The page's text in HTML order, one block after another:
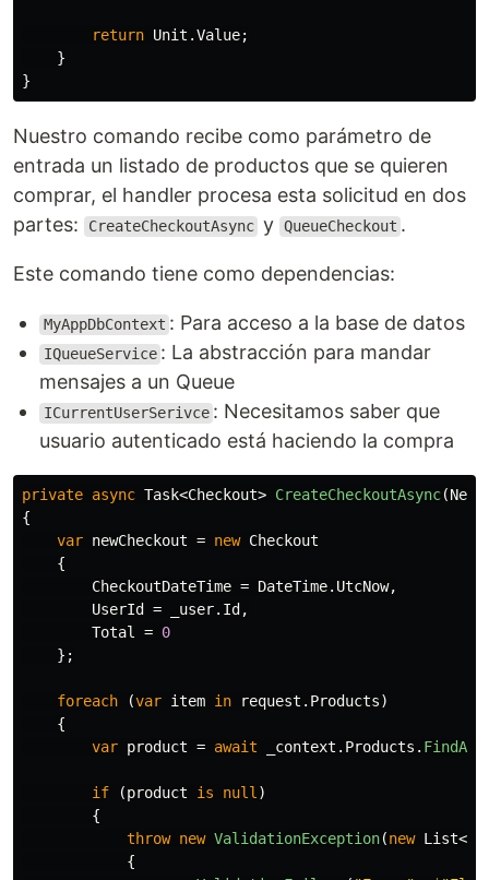
return Unit .Value;
}
}
Nuestro comando recibe como parámetro de
entrada un listado de productos que se quieren
comprar, el handler procesa esta solicitud en dos
partes:
CreateCheckoutAsync y QueueCheckout .
Este comando tiene como dependencias:
MyAppDbContext : Para acceso a la base de datos
IQueueService : La abstracción para mandar
mensajes a un Queue
ICurrentUserSerivce : Necesitamos saber que
usuario autenticado está haciendo la compra
private async Task<Checkout> CreateCheckoutAsync(
{
var newCheckout = new Checkout
{
CheckoutDateTime = DateTime. UtcNow,
UserId
= _user. Id ,
Total = 0
};
foreach (var item in request . Products)
{
var product = await _context . Products .
if (product is null)
{
throw new ValidationException(new List<
{